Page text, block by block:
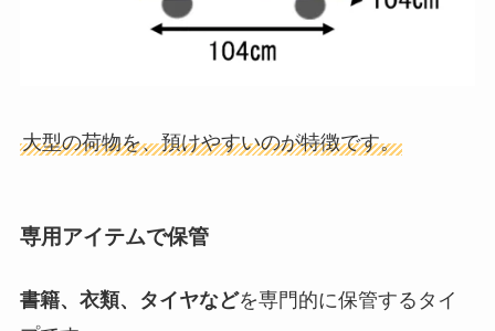
大型の荷物を、預けやすいのが特徴です。
専用アイテムで保管
書籍、衣類、タイヤなどを専門的に保管するタイ